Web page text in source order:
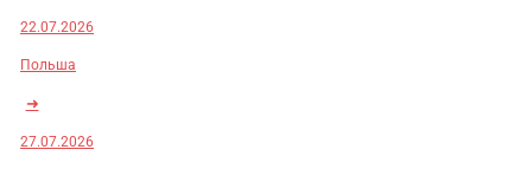
22.07.2026
Польша
➜
27.07.2026